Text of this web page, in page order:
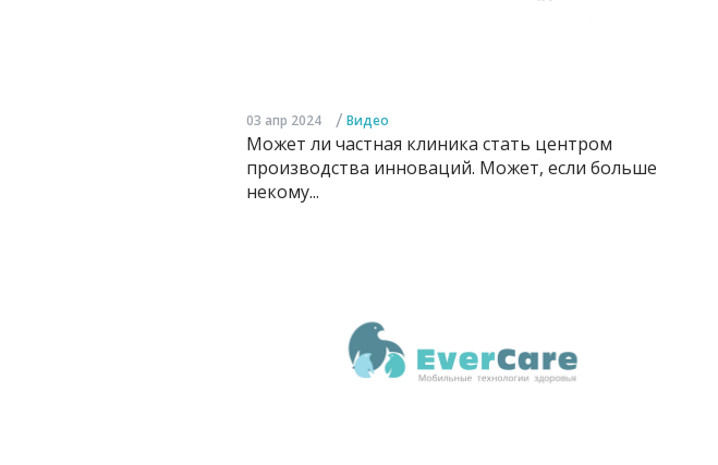
03 апр 2024 / Видео
Может ли частная клиника стать центром
производства инноваций. Может, если больше
некому...